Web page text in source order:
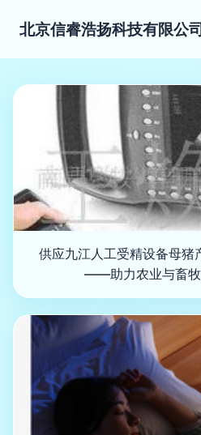
北京信睿浩扬科技有限公
供应九江人工受精设备母猪
——助力农业与畜牧